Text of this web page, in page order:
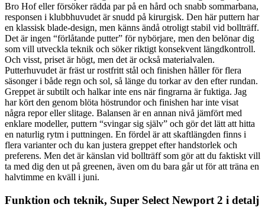
Bro Hof eller försöker rädda par på en hård och snabb sommarbana,
responsen i klubbhuvudet är snudd på kirurgisk. Den här puttern har
en klassisk blade-design, men känns ändå otroligt stabil vid bollträff.
Det är ingen “förlåtande putter” för nybörjare, men den belönar dig
som vill utveckla teknik och söker riktigt konsekvent längdkontroll.
Och visst, priset är högt, men det är också materialvalen.
Putterhuvudet är fräst ur rostfritt stål och finishen håller för flera
säsonger i både regn och sol, så länge du torkar av den efter rundan.
Greppet är subtilt och halkar inte ens när fingrarna är fuktiga. Jag
har kört den genom blöta höstrundor och finishen har inte visat
några repor eller slitage. Balansen är en annan nivå jämfört med
enklare modeller, puttern “svingar sig själv” och gör det lätt att hitta
en naturlig rytm i puttningen. En fördel är att skaftlängden finns i
flera varianter och du kan justera greppet efter handstorlek och
preferens. Men det är känslan vid bollträff som gör att du faktiskt vill
ta med dig den ut på greenen, även om du bara går ut för att träna en
halvtimme en kväll i juni.
Funktion och teknik, Super Select Newport 2 i detalj